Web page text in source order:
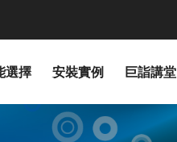
選擇 安裝實例 巨詣講堂